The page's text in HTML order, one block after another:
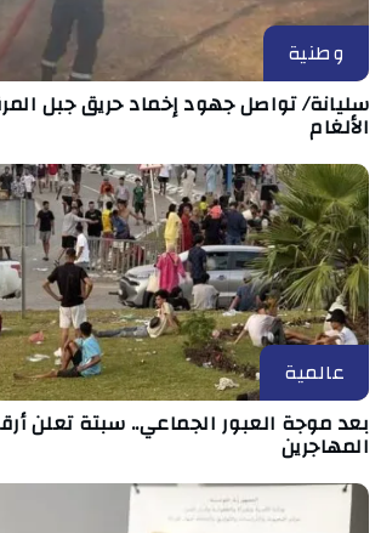
وطنية
سليانة/ تواصل جهود إخماد حريق جبل
الألغام
عالمية
بعد موجة العبور الجماعي.. سبتة تعلن
المهاجرين